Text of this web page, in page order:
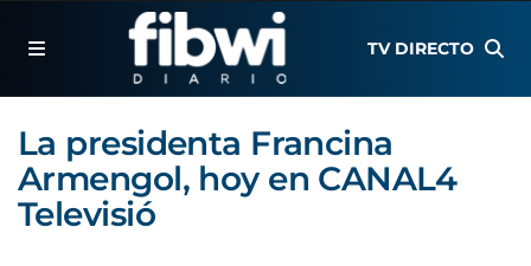
TV DIRECTO
La presidenta Francina
Armengol, hoy en CANAL4
Televisió